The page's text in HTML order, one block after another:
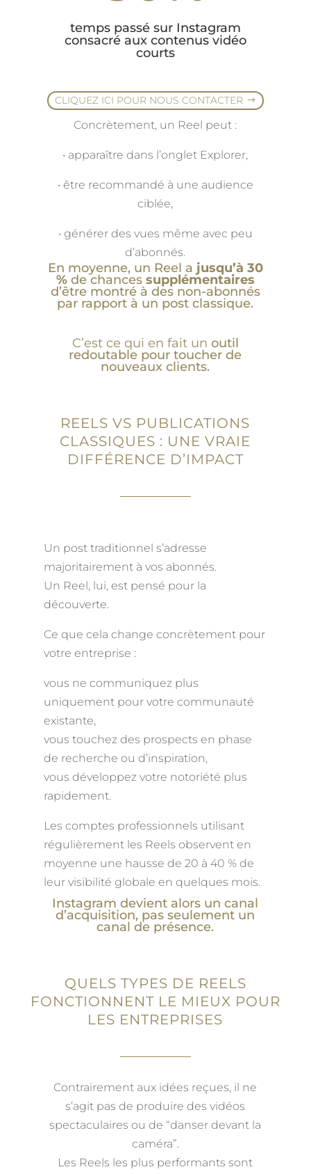
temps passé sur Instagram
consacré aux contenus vidéo
courts
CLIQUEZ ICI POUR NOUS CONTACTER
Concrètement, un Reel peut :
• apparaître dans l’onglet Explorer,
• être recommandé à une audience
ciblée,
• générer des vues même avec peu
d’abonnés.
En moyenne, un Reel a jusqu’à 30
%de chances supplémentaires
d’être montré à des non-abonnés
par rapport à un post classique.
C’est ce qui en fait un outil
redoutable pour toucher de
nouveaux clients.
REELS VS PUBLICATIONS
CLASSIQUES : UNE VRAIE
DIFFÉRENCE D’IMPACT
Un post traditionnel s’adresse
majoritairement à vos abonnés.
Un Reel, lui, est pensé pour la
découverte.
Ce que cela change concrètement pour
votre entreprise :
vous ne communiquez plus
uniquement pour votre communauté
existante,
vous touchez des prospects en phase
de recherche ou d’inspiration,
vous développez votre notoriété plus
rapidement.
Les comptes professionnels utilisant
régulièrement les Reels observent en
moyenne une hausse de 20 à 40 % de
leur visibilité globale en quelques mois.
Instagram devient alors un canal
d’acquisition, pas seulement un
canal de présence.
QUELS TYPES DE REELS
FONCTIONNENT LE MIEUX POUR
LES ENTREPRISES
Contrairement aux idées reçues, il ne
s’agit pas de produire des vidéos
spectaculaires ou de “danser devant la
caméra”.
Les Reels les plus performants sont